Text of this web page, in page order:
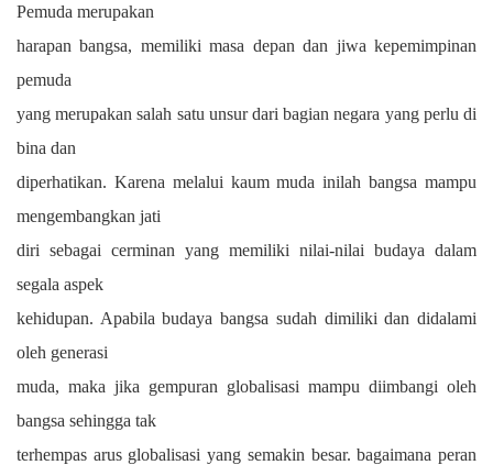
Pemuda merupakan
harapan bangsa, memiliki masa depan dan jiwa kepemimpinan
pemuda
yang merupakan salah satu unsur dari bagian negara yang perlu di
bina dan
diperhatikan. Karena melalui kaum muda inilah bangsa mampu
mengembangkan jati
diri sebagai cerminan yang memiliki nilai-nilai budaya dalam
segala aspek
kehidupan. Apabila budaya bangsa sudah dimiliki dan didalami
oleh generasi
muda, maka jika gempuran globalisasi mampu diimbangi oleh
bangsa sehingga tak
terhempas arus globalisasi yang semakin besar. bagaimana peran